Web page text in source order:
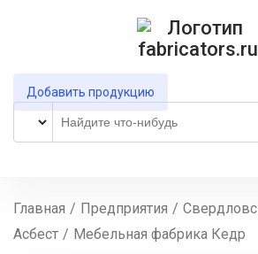
Добавить продукцию
Главная / Предприятия /
Асбест / Мебельная фабрика Кедр